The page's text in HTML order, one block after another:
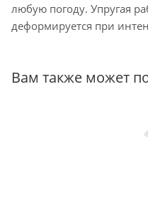
любую погоду. Упругая
деформируется при
Вам также может